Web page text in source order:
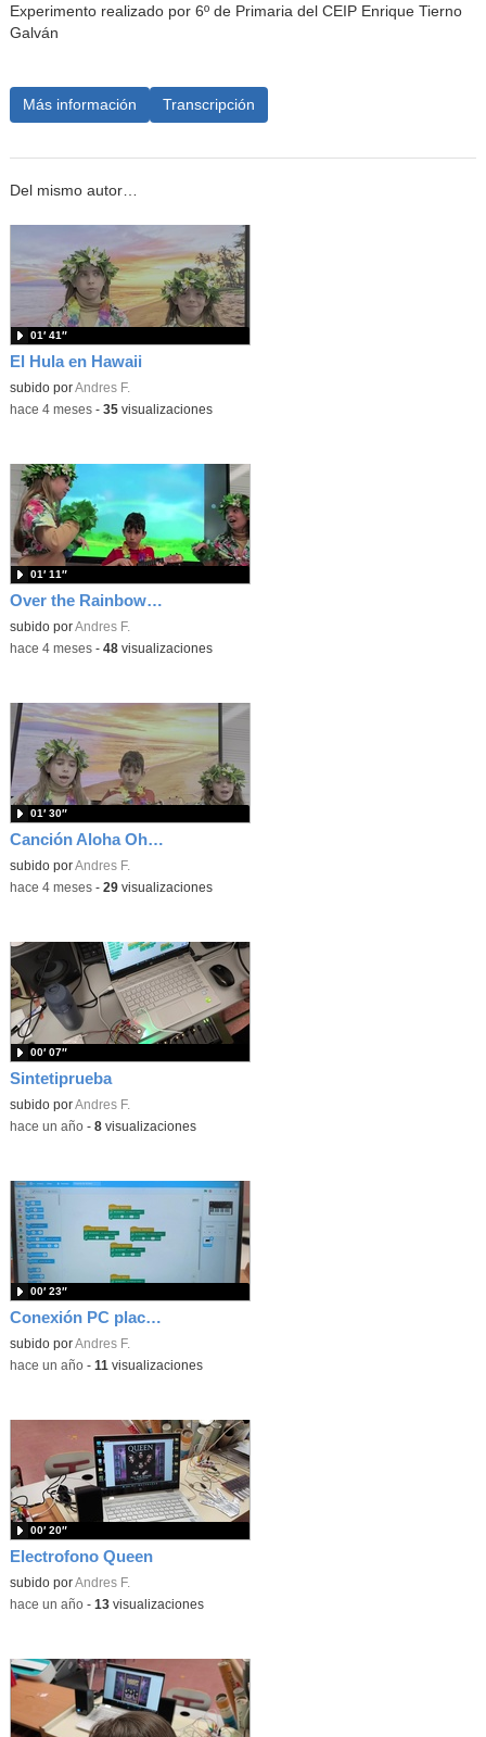
Experimento realizado por 6º de Primaria del CEIP Enrique Tierno
Galván
Más información Transcripción
Del mismo autor…
El Hula en Hawaii
subido porAndres F.
01′ 41″
-hace 4 meses- 35visualizaciones
Over the Rainbow versión Ukelele
subido porAndres F.
01′ 11″
-hace 4 meses- 48visualizaciones
Canción Aloha Ohana
subido porAndres F.
01′ 30″
-hace 4 meses- 29visualizaciones
Sintetiprueba
subido porAndres F.
00′ 07″
-hace un año- 8visualizaciones
Conexión PC placa electrófono
subido porAndres F.
00′ 23″
-hace un año- 11 visualizaciones
Electrofono Queen
subido porAndres F.
00′ 20″
-hace un año- 13visualizaciones